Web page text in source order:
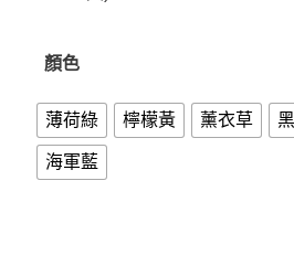
顏色
薄荷綠 檸檬黃 薰衣草
海軍藍